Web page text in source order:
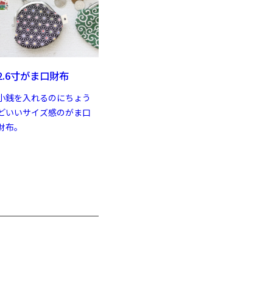
寸がま口財布
銭を入れるのにちょう
いいサイズ感のがま口
布。